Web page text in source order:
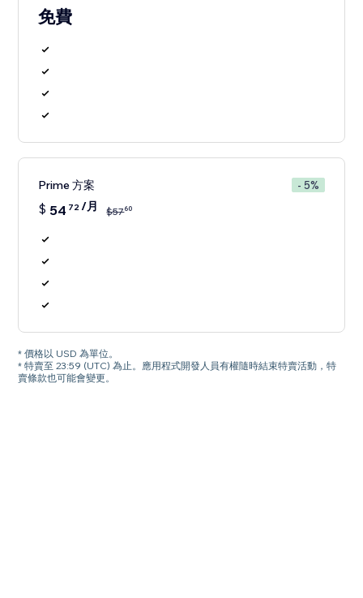
免費
Prime 方案 - 5%
$ 54 72/月 $5760
* 價格以 USD 為單位。
* 特賣至 23:59 (UTC) 為止。應用程式開發人員有權隨時結束特賣活動，特
賣條款也可能會變更。